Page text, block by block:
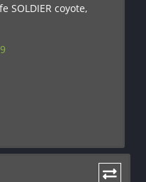
SOLDIER coyote,